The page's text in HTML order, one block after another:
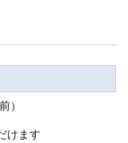
）
けます